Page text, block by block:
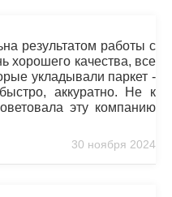
результатом работы с
хорошего качества, все
укладывали паркет -
аккуратно. Не к
эту компанию
30 ноября 2024